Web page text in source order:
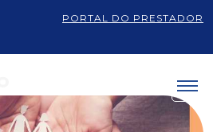
PORTAL DO PRESTADOR